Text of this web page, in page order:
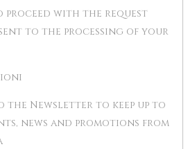
proceed with the request
to the processing of your
the Newsletter to keep up to
news and promotions from